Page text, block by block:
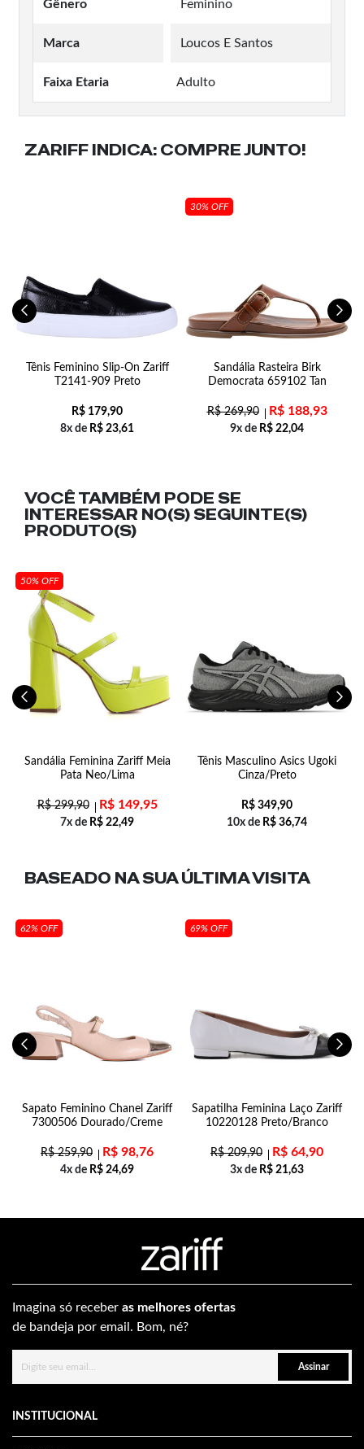
Gênero Feminino
Marca Loucos E Santos
Faixa Etaria Adulto
ZARIFF INDICA: COMPRE JUNTO!
Tênis Feminino Slip-On Zariff
T2141-909 Preto
R$ 179,90
8x de R$ 23,61
30% OFF
Sandália Rasteira Birk
Democrata 659102 Tan
R$269,90 R$188,93
9x de R$ 22,04
VOCÊ TAMBÉM PODE SE
INTERESSAR NO(S) SEGUINTE(S)
PRODUTO(S)
50% OFF
Sandália Feminina Zariff Meia
Pata Neo/Lima
R$299,90 R$149,95
7x de R$ 22,49
Tênis Masculino Asics Ugoki
Cinza/Preto
R$ 349,90
10x de R$ 36,74
BASEADO NA SUAÚLTIMA VISITA
62% OFF
Sapato Feminino Chanel Zariff
7300506 Dourado/Creme
R$259,90 R$ 98,76
4x de R$ 24,69
69% OFF
Sapatilha Feminina Laço Zariff
10220128 Preto/Branco
R$209,90 R$ 64,90
3x de R$ 21,63
Imagina só receber as melhores ofertas
de bandeja por email. Bom, né?
Assinar
INSTITUCIONAL